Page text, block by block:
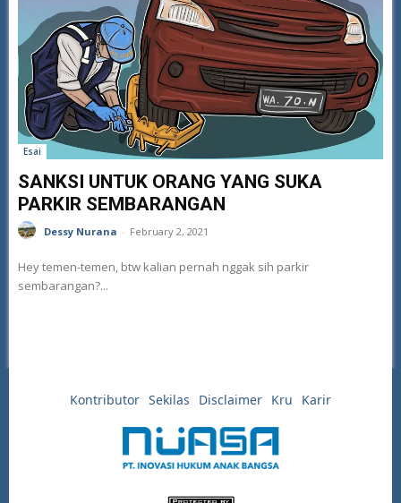
Esai
SANKSI UNTUK ORANG YANG SUKA
PARKIR SEMBARANGAN
Dessy Nurana - February 2, 2021
Hey temen-temen, btw kalian pernah nggak sih parkir
sembarangan?...
Kontributor Sekilas Disclaimer Kru Karir